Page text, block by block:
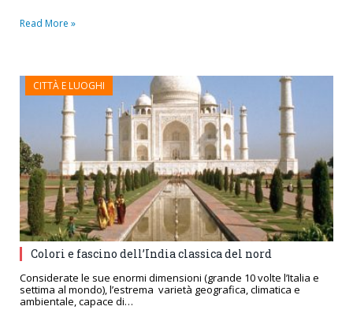
Read More »
CITTÀ E LUOGHI
Colori e fascino dell’India classica del nord
Considerate le sue enormi dimensioni (grande 10 volte l’Italia e
settima al mondo), l’estrema varietà geografica, climatica e
ambientale, capace di…